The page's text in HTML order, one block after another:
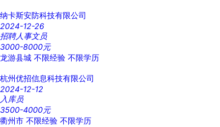
纳卡斯安防科技有限公司
2024-12-26
招聘人事文员
3000-8000元
龙游县城 不限经验 不限学历
杭州优招信息科技有限公司
2024-12-12
入库员
3500-4000元
衢州市 不限经验 不限学历